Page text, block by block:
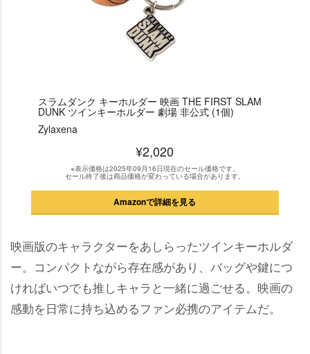
スラムダンク キーホルダー 映画 THE FIRST SLAM
DUNK ツインキーホルダー 劇場 非公式 (1個)
Zylaxena
¥2,020
※表示価格は2025年09月16日現在のセール価格です。
セール終了後は商品価格が変わっている場合があります。
Amazonで詳細を見る
映画版のキャラクターをあしらったツインキーホルダ
ー。コンパクトながら存在感があり、バッグや鍵につ
ければいつでも推しキャラと一緒に過ごせる。映画の
感動を日常に持ち込めるファン必携のアイテムだ。